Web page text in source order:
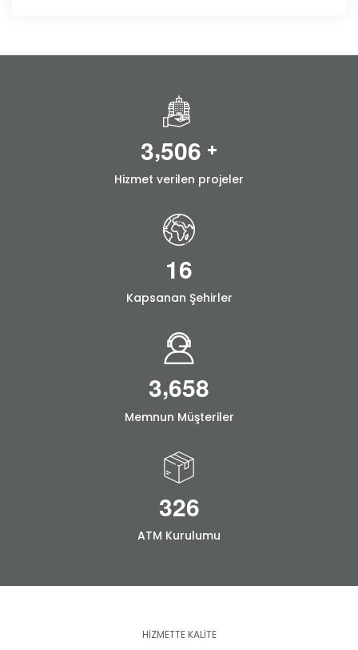
3,506 +
Hizmet verilen projeler
16
Kapsanan Şehirler
3,658
Memnun Müşteriler
326
ATM Kurulumu
HIZMETTE KALITE